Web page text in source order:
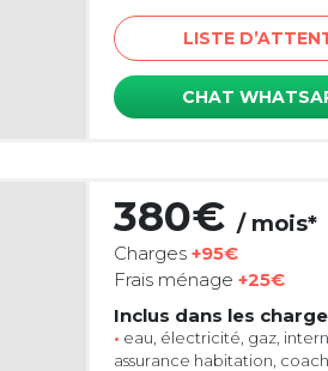
LISTE
CHAT
380€ / mois*
Charges +95€
Frais ménage +25€
Inclus dans les
• eau, électricité, gaz,
assurance habitation,